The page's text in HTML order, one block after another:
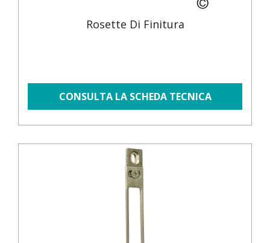
Rosette Di Finitura
CONSULTA LA SCHEDA TECNICA